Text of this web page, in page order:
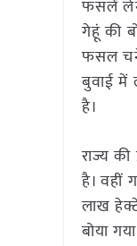
फसलें लेने
गेहूं की
फसल चने
बुवाई
है।
राज्य
है। वहीं
लाख
बोया